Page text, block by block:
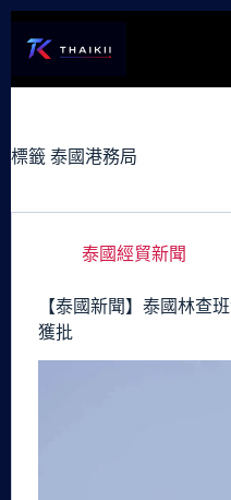
容
標籤 泰國港務局
泰國經貿新聞
【泰國新聞】泰國林查
獲批